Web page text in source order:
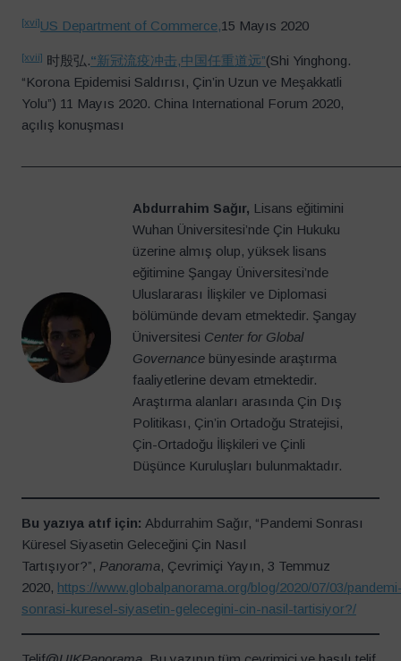
[xvi]US Department of Commerce,15 Mayıs 2020
[xvii] 时殷弘.“新冠流疫冲击,中国任重道远”(Shi Yinghong.
“Korona Epidemisi Saldırısı, Çin’in Uzun ve Meşakkatli
Yolu”) 11 Mayıs 2020. China International Forum 2020,
açılış konuşması
Abdurrahim Sağır, Lisans eğitimini
Wuhan Üniversitesi’nde Çin Hukuku
üzerine almış olup, yüksek lisans
eğitimine Şangay Üniversitesi’nde
Uluslararası İlişkiler ve Diplomasi
bölümünde devam etmektedir. Şangay
Üniversitesi Center for Global
Governance bünyesinde araştırma
faaliyetlerine devam etmektedir.
Araştırma alanları arasında Çin Dış
Politikası, Çin’in Ortadoğu Stratejisi,
Çin-Ortadoğu İlişkileri ve Çinli
Düşünce Kuruluşları bulunmaktadır.
Bu yazıya atıf için: Abdurrahim Sağır, “Pandemi Sonrası
Küresel Siyasetin Geleceğini Çin Nasıl
Tartışıyor?”, Panorama, Çevrimiçi Yayın, 3 Temmuz
2020, https://www.globalpanorama.org/blog/2020/07/03/
sonrasi-kuresel-siyasetin-gelecegini-cin-nasil-tartisiyor?/